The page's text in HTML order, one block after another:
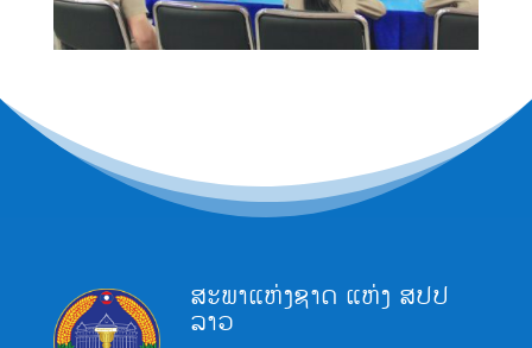
ສະພາແຫ່ງຊາດ ແຫ່ງ ສປປ
ລາວ